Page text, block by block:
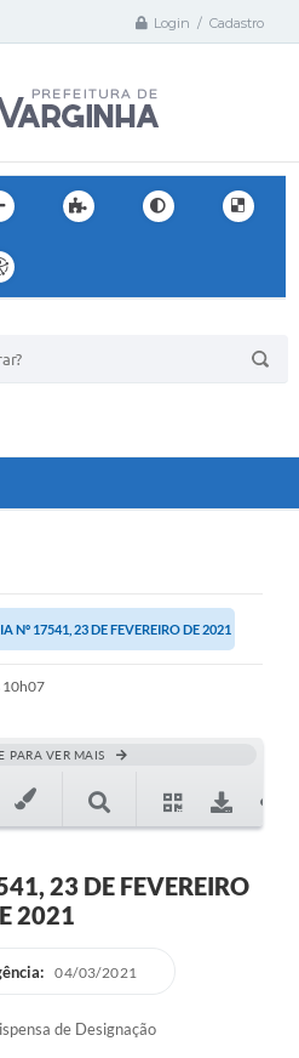
Login / Cadastro
Nº 17541, 23 DE FEVEREIRO DE 2021
10h07
PARA VER MAIS
23 DE FEVEREIRO
2021
04/03/2021
de Designação